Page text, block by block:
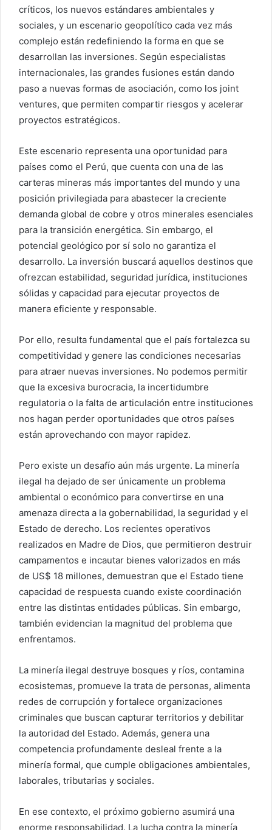
críticos, los nuevos estándares ambientales y
sociales, y un escenario geopolítico cada vez más
complejo están redefiniendo la forma en que se
desarrollan las inversiones. Según especialistas
internacionales, las grandes fusiones están dando
paso a nuevas formas de asociación, como los joint
ventures, que permiten compartir riesgos y acelerar
proyectos estratégicos.
Este escenario representa una oportunidad para
países como el Perú, que cuenta con una de las
carteras mineras más importantes del mundo y una
posición privilegiada para abastecer la creciente
demanda global de cobre y otros minerales esenciales
para la transición energética. Sin embargo, el
potencial geológico por sí solo no garantiza el
desarrollo. La inversión buscará aquellos destinos que
ofrezcan estabilidad, seguridad jurídica, instituciones
sólidas y capacidad para ejecutar proyectos de
manera eficiente y responsable.
Por ello, resulta fundamental que el país fortalezca su
competitividad y genere las condiciones necesarias
para atraer nuevas inversiones. No podemos permitir
que la excesiva burocracia, la incertidumbre
regulatoria o la falta de articulación entre instituciones
nos hagan perder oportunidades que otros países
están aprovechando con mayor rapidez.
Pero existe un desafío aún más urgente. La minería
ilegal ha dejado de ser únicamente un problema
ambiental o económico para convertirse en una
amenaza directa a la gobernabilidad, la seguridad y el
Estado de derecho. Los recientes operativos
realizados en Madre de Dios, que permitieron destruir
campamentos e incautar bienes valorizados en más
de US$ 18 millones, demuestran que el Estado tiene
capacidad de respuesta cuando existe coordinación
entre las distintas entidades públicas. Sin embargo,
también evidencian la magnitud del problema que
enfrentamos.
La minería ilegal destruye bosques y ríos, contamina
ecosistemas, promueve la trata de personas, alimenta
redes de corrupción y fortalece organizaciones
criminales que buscan capturar territorios y debilitar
la autoridad del Estado. Además, genera una
competencia profundamente desleal frente a la
minería formal, que cumple obligaciones ambientales,
laborales, tributarias y sociales.
En ese contexto, el próximo gobierno asumirá una
enorme responsabilidad. La lucha contra la minería